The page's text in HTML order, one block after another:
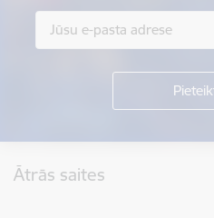
Ātrās saites